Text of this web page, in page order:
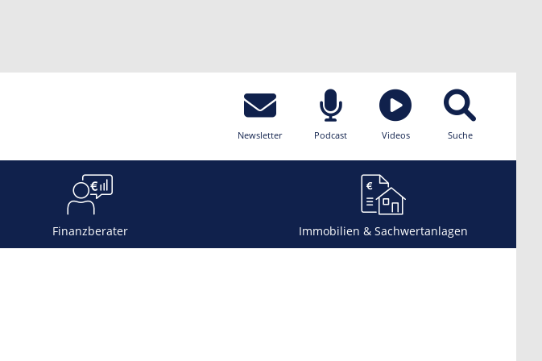
Newsletter Podcast Videos Suche
Finanzberater Immobilien & Sachwertanlagen